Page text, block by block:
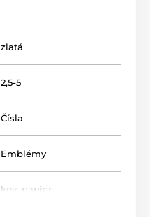
zlatá
2,5-5
Čísla
Emblémy
kov papier